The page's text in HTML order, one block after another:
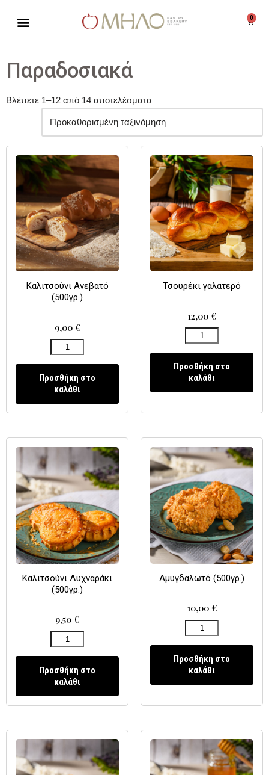
περιεχόμενο
0
Παραδοσιακά
Βλέπετε 1–12 από 14 αποτελέσματα
Καλιτσούνι Ανεβατό
(500γρ.)
9,00 €
Προσθήκη στο
καλάθι
Τσουρέκι γαλατερό
12,00 €
Προσθήκη στο
καλάθι
Καλιτσούνι Λυχναράκι
(500γρ.)
9,50 €
Προσθήκη στο
καλάθι
Αμυγδαλωτό (500γρ.)
10,00 €
Προσθήκη στο
καλάθι